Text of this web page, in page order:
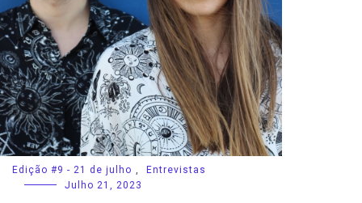
Edição #9 - 21 de julho ,
Entrevistas
Julho 21, 2023